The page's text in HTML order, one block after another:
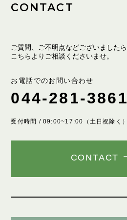
CONTACT
ご質問、ご不明点などございましたら
こちらよりご相談くださいませ。
お電話でのお問い合わせ
044-281-3861
受付時間 / 09:00~17:00（土日祝除く）
CONTACT